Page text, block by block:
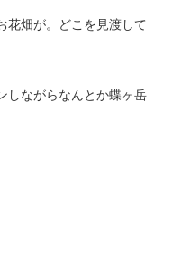
花畑が。どこを見渡して
しながらなんとか蝶ヶ岳